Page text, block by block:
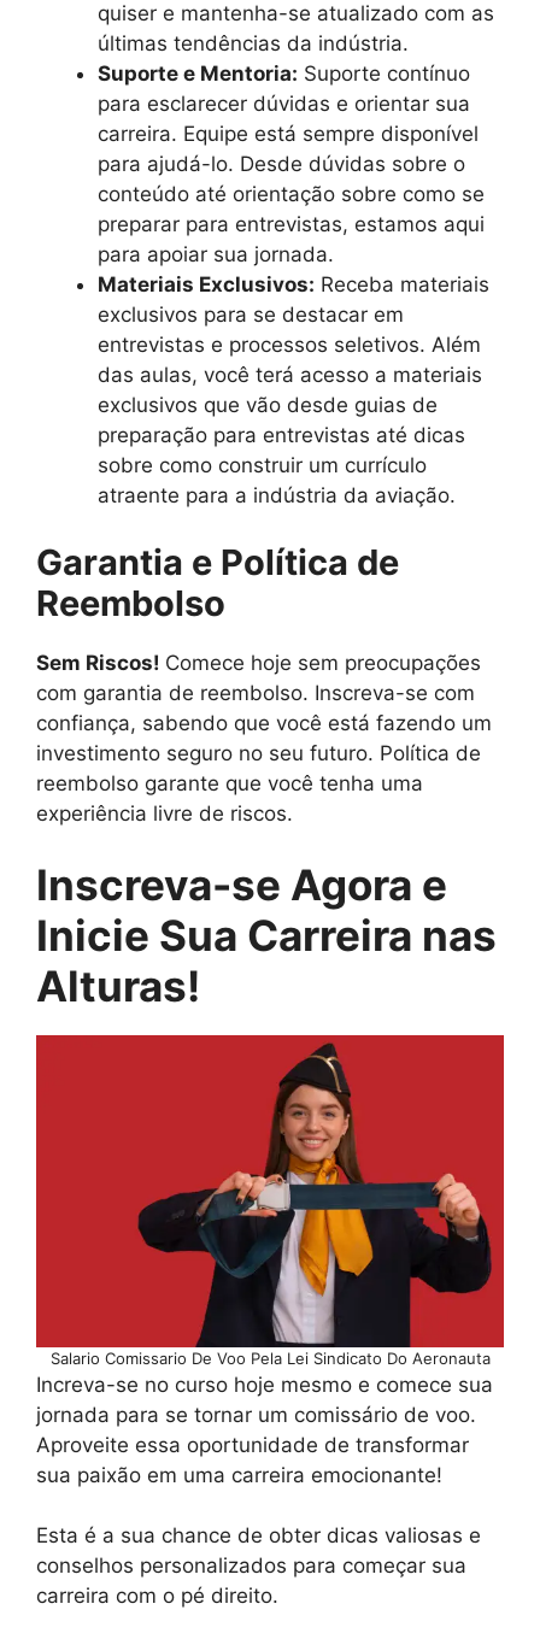
quiser e mantenha-se atualizado com as
últimas tendências da indústria.
Suporte e Mentoria: Suporte contínuo
para esclarecer dúvidas e orientar sua
carreira. Equipe está sempre disponível
para ajudá-lo. Desde dúvidas sobre o
conteúdo até orientação sobre como se
preparar para entrevistas, estamos aqui
para apoiar sua jornada.
Materiais Exclusivos: Receba materiais
exclusivos para se destacar em
entrevistas e processos seletivos. Além
das aulas, você terá acesso a materiais
exclusivos que vão desde guias de
preparação para entrevistas até dicas
sobre como construir um currículo
atraente para a indústria da aviação.
Garantia e Política de
Reembolso
Sem Riscos! Comece hoje sem preocupações
com garantia de reembolso. Inscreva-se com
confiança, sabendo que você está fazendo um
investimento seguro no seu futuro. Política de
reembolso garante que você tenha uma
experiência livre de riscos.
Inscreva-se Agora e
Inicie Sua Carreira nas
Alturas!
Salario Comissario De Voo Pela Lei Sindicato Do Aeronauta
Increva-se no curso hoje mesmo e comece sua
jornada para se tornar um comissário de voo.
Aproveite essa oportunidade de transformar
sua paixão em uma carreira emocionante!
Esta é a sua chance de obter dicas valiosas e
conselhos personalizados para começar sua
carreira com o pé direito.